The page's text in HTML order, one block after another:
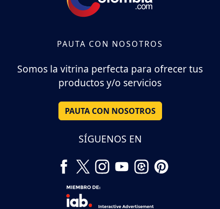
PAUTA CON NOSOTROS
Somos la vitrina perfecta para ofrecer tus
productos y/o servicios
PAUTA CON NOSOTROS
SÍGUENOS EN